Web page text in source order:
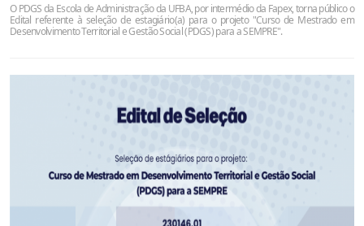
O PDGS da Escola de Administração da UFBA, por intermédio da Fapex, torna público o
Edital referente à seleção de estagiário(a) para o projeto "Curso de Mestrado em
Desenvolvimento Territorial e Gestão Social (PDGS) para a SEMPRE".